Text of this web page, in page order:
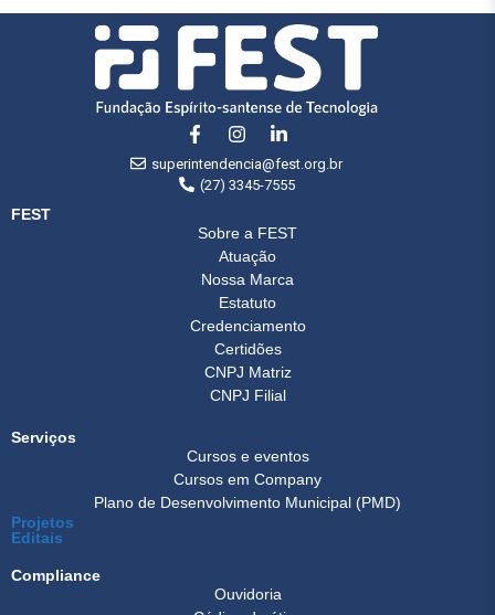
superintendencia@fest.org.br
(27) 3345-7555
FEST
Sobre a FEST
Atuação
Nossa Marca
Estatuto
Credenciamento
Certidões
CNPJ Matriz
CNPJ Filial
Serviços
Cursos e eventos
Cursos em Company
Plano de Desenvolvimento Municipal (PMD)
Projetos
Editais
Compliance
Ouvidoria